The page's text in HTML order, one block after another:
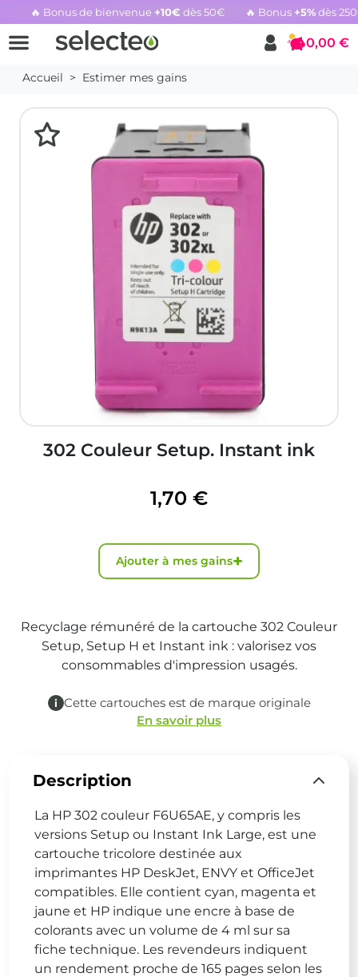
🔥 Bonus de bienvenue +10€ dès 50€ 🔥 Bonus +5%dès
Rachat cartouche vide, voir l'offre promotionnelle
Panier
0,00 €
Accueil Estimer mes gains
302 Couleur Setup. Instant ink
1,70 €
Ajouter à mes gains+
Recyclage rémunéré de la cartouche 302 Couleur
Setup, Setup H et Instant ink : valorisez vos
consommables d'impression usagés.
Cette cartouches est de marque originale
En savoir plus
Description
La HP 302 couleur F6U65AE, y compris les
versions Setup ou Instant Ink Large, est une
cartouche tricolore destinée aux
imprimantes HP DeskJet, ENVY et OfficeJet
compatibles. Elle contient cyan, magenta et
jaune et HP indique une encre à base de
colorants avec un volume de 4 ml sur sa
fiche technique. Les revendeurs indiquent
un rendement proche de 165 pages selon les